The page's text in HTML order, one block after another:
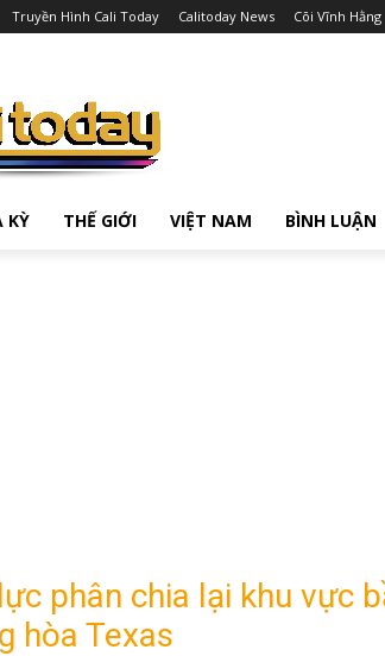
Truyền Hình Cali Today Calitoday News Cõi Vĩnh Hằng
KỲ THẾ GIỚI VIỆT NAM BÌNH LUẬN
phân chia lại khu vực
hòa Texas